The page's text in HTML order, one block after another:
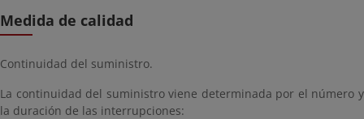
Medida de calidad
Continuidad del suministro.
La continuidad del suministro viene determinada por el número y
la duración de las interrupciones: